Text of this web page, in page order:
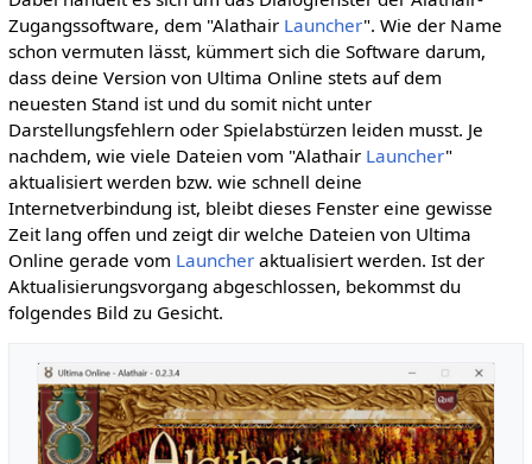
Zugangssoftware, dem "Alathair Launcher". Wie der Name
schon vermuten lässt, kümmert sich die Software darum,
dass deine Version von Ultima Online stets auf dem
neuesten Stand ist und du somit nicht unter
Darstellungsfehlern oder Spielabstürzen leiden musst. Je
nachdem, wie viele Dateien vom "Alathair Launcher"
aktualisiert werden bzw. wie schnell deine
Internetverbindung ist, bleibt dieses Fenster eine gewisse
Zeit lang offen und zeigt dir welche Dateien von Ultima
Online gerade vom Launcheraktualisiert werden. Ist der
Aktualisierungsvorgang abgeschlossen, bekommst du
folgendes Bild zu Gesicht.